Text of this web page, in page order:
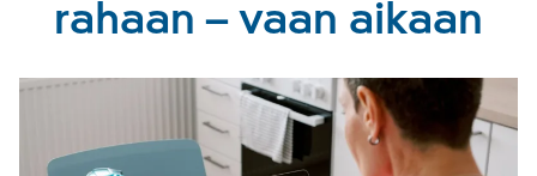
rahaan – vaan aikaan